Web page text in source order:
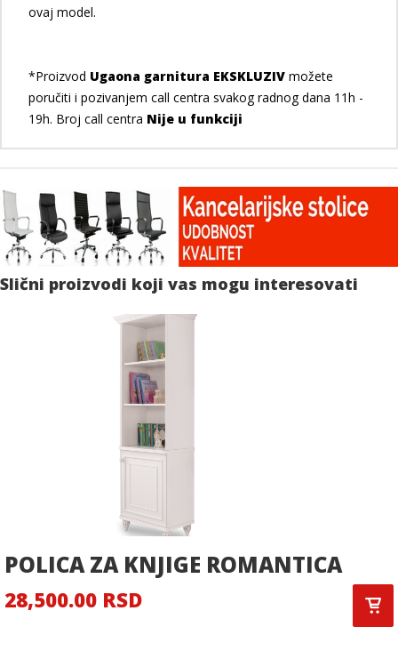
ovaj model.
*Proizvod Ugaona garnitura EKSKLUZIV možete
poručiti i pozivanjem call centra svakog radnog dana 11h -
19h. Broj call centra Nije u funkciji
Slični proizvodi koji vas mogu interesovati
POLICA ZA KNJIGE ROMANTICA
28,500.00 RSD